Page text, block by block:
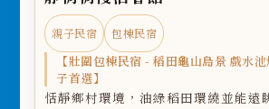
親子民宿 包棟民宿
【壯圍包棟民宿 - 稻田龜山島景 戲水
子首選】
恬靜鄉村環境，油綠稻田環繞並能遠